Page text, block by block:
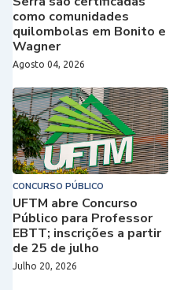
como comunidades
quilombolas em Bonito e
Wagner
Agosto 04, 2026
CONCURSO PÚBLICO
UFTM abre Concurso
Público para Professor
EBTT; inscrições a partir
de 25 de julho
Julho 20, 2026